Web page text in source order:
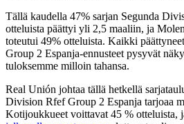
Tällä kaudella 47% sarjan Segunda
otteluista päättyi yli 2,5 maaliin, ja
toteutui 49% otteluista. Kaikki
Group 2 Espanja-ennusteet pysyvät
tuloksemme milloin tahansa.
Real Unión johtaa tällä hetkellä
Division Rfef Group 2 Espanja tarjoaa
Kotijoukkueet voittavat 45 % otteluista,